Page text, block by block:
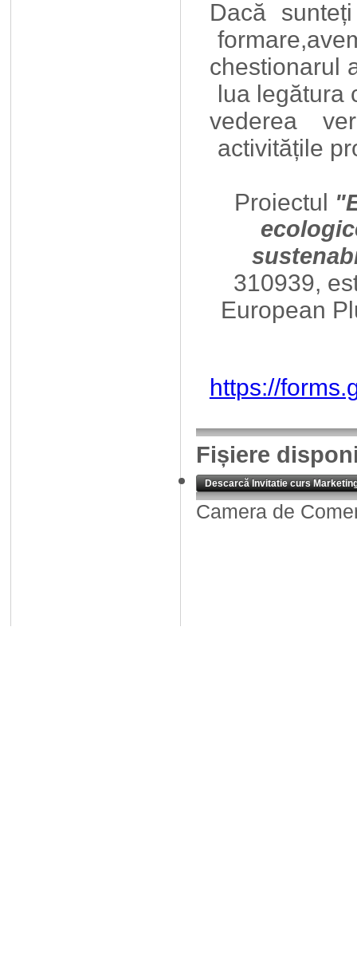
Dacă
chestionarul
lua
vederea
activitățile
Proiectul
310939,
European
https://
Fișiere
Descarcă Invitatie curs
Camera de